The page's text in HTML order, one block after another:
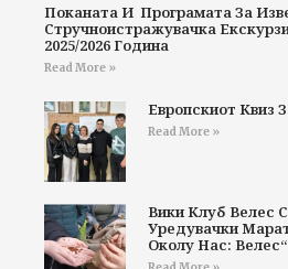
Поканата И Програмата За
Стручноистражувачка
2025/2026 Година
Read More »
Европскиот Квиз
Read More »
Вики Клуб Велес
Уредувачки
Околу Нас: Велес“